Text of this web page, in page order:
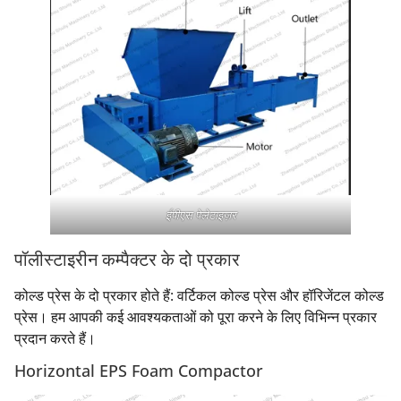
ईपीएस पेलेटाइज़र
पॉलीस्टाइरीन कम्पैक्टर के दो प्रकार
कोल्ड प्रेस के दो प्रकार होते हैं: वर्टिकल कोल्ड प्रेस और हॉरिजेंटल कोल्ड
प्रेस। हम आपकी कई आवश्यकताओं को पूरा करने के लिए विभिन्न प्रकार
प्रदान करते हैं।
Horizontal EPS Foam Compactor